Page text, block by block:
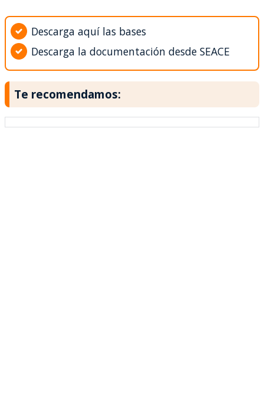
Descarga aquí las bases
Descarga la documentación desde SEACE
Te recomendamos: